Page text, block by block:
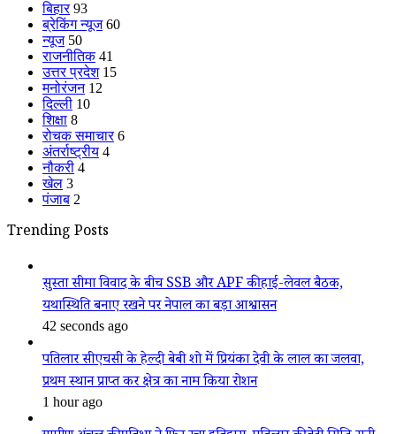
बिहार 93
ब्रेकिंग न्यूज 60
न्यूज 50
राजनीतिक 41
उत्तर प्रदेश 15
मनोरंजन 12
दिल्ली 10
शिक्षा 8
रोचक समाचार 6
अंतर्राष्ट्रीय 4
नौकरी 4
खेल 3
पंजाब 2
Trending Posts
सुस्ता सीमा विवाद के बीच SSB और APF की हाई-लेवल बैठक,
यथास्थिति बनाए रखने पर नेपाल का बड़ा आश्वासन
42 seconds ago
पतिलार सीएचसी के हेल्दी बेबी शो में प्रियंका देवी के लाल का जलवा,
प्रथम स्थान प्राप्त कर क्षेत्र का नाम किया रोशन
1 hour ago